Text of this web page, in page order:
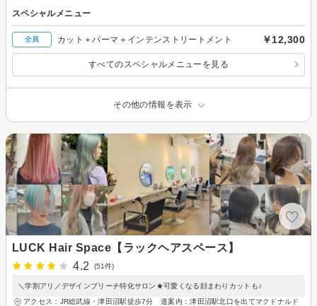
スペシャルメニュー
全員 カット＋パーマ＋インテンストリートメント ￥12,300
すべてのスペシャルメニューを見る
その他の情報を表示
LUCK Hair Space【ラックヘアスペース】
4.2
(51件)
＼学割アリ／デザインブリーチ特化サロン★可愛くなる顔まわりカットも♪
アクセス：JR総武線・津田沼駅徒歩7分 道案内：津田沼駅北口を出てマクドナルド